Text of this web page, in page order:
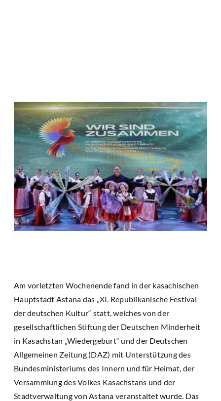
Am vorletzten Wochenende fand in der kasachischen
Hauptstadt Astana das „XI. Republikanische Festival
der deutschen Kultur“ statt, welches von der
gesellschaftlichen Stiftung der Deutschen Minderheit
in Kasachstan „Wiedergeburt“ und der Deutschen
Allgemeinen Zeitung (DAZ) mit Unterstützung des
Bundesministeriums des Innern und für Heimat, der
Versammlung des Volkes Kasachstans und der
Stadtverwaltung von Astana veranstaltet wurde. Das